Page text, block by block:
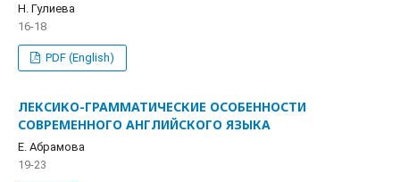
Н. Гулиева
16-18
PDF (English)
ЛЕКСИКО-ГРАММАТИЧЕСКИЕ ОСОБЕННОСТИ
СОВРЕМЕННОГО АНГЛИЙСКОГО ЯЗЫКА
E. Абрамова
19-23